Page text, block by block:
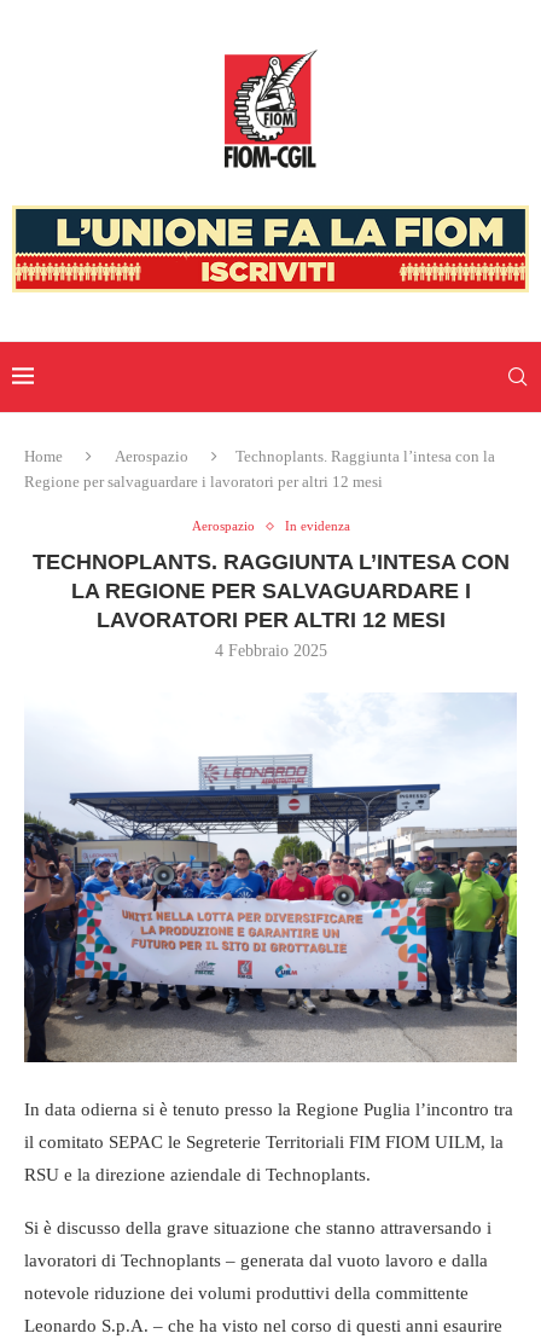
Home Aerospazio
Technoplants. Raggiunta l’intesa con la
Regione per salvaguardare i lavoratori per altri 12 mesi
Aerospazio In evidenza
TECHNOPLANTS. RAGGIUNTA L’INTESA CON
LA REGIONE PER SALVAGUARDARE I
LAVORATORI PER ALTRI 12 MESI
4 Febbraio 2025
In data odierna si è tenuto presso la Regione Puglia l’incontro tra
il comitato SEPAC le Segreterie Territoriali FIM FIOM UILM, la
RSU e la direzione aziendale di Technoplants.
Si è discusso della grave situazione che stanno attraversando i
lavoratori di Technoplants – generata dal vuoto lavoro e dalla
notevole riduzione dei volumi produttivi della committente
Leonardo S.p.A. – che ha visto nel corso di questi anni esaurire